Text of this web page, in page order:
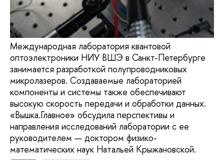
Международная лаборатория квантовой
оптоэлектроники НИУ ВШЭ в Санкт-Петербурге
занимается разработкой полупроводниковых
микролазеров. Создаваемые лабораторией
компоненты и системы также обеспечивают
высокую скорость передачи и обработки данных.
«Вышка.Главное» обсудила перспективы и
направления исследований лаборатории с ее
руководителем — доктором физико-
математических наук Натальей Крыжановской.